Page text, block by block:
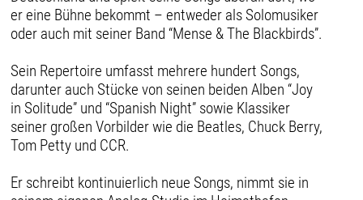
er eine Bühne bekommt – entweder als Solomusiker
oder auch mit seiner Band “Mense & The Blackbirds”.
Sein Repertoire umfasst mehrere hundert Songs,
darunter auch Stücke von seinen beiden Alben “Joy
in Solitude” und “Spanish Night” sowie Klassiker
seiner großen Vorbilder wie die Beatles, Chuck Berry,
Tom Petty und CCR.
Er schreibt kontinuierlich neue Songs, nimmt sie in